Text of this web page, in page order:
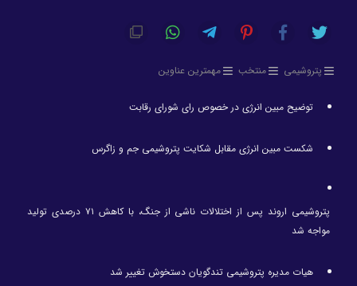
پتروشیمی منتخب مهمترین عناوین
توضیح مبین انرژی در خصوص رای شورای رقابت
شکست مبین انرژی مقابل شکایت پتروشیمی جم و زاگرس
پتروشیمی اروند پس از اختلالات ناشی از جنگ، با کاهش ۷۱ درصدی تولید
مواجه شد
هیات مدیره پتروشیمی تندگویان دستخوش تغییر شد